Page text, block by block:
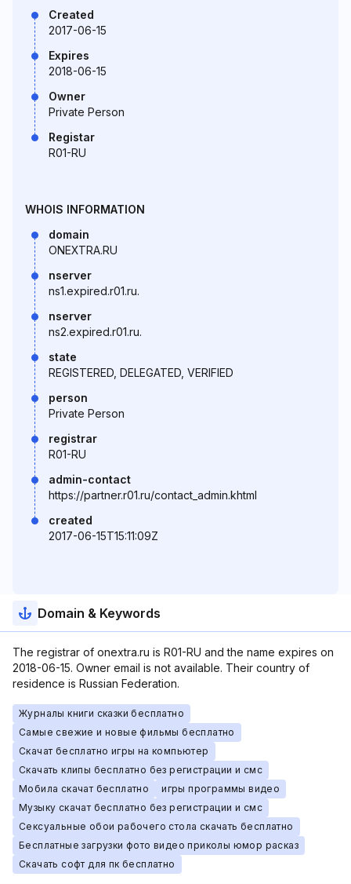
Created
2017-06-15
Expires
2018-06-15
Owner
Private Person
Registar
R01-RU
WHOIS INFORMATION
domain
ONEXTRA.RU
nserver
ns1.expired.r01.ru.
nserver
ns2.expired.r01.ru.
state
REGISTERED, DELEGATED, VERIFIED
person
Private Person
registrar
R01-RU
admin-contact
https://partner.r01.ru/contact_admin.khtml
created
2017-06-15T15:11:09Z
Domain & Keywords
The registrar of onextra.ru is R01-RU and the name expires on
2018-06-15. Owner email is not available. Their country of
residence is Russian Federation.
Журналы книги сказки бесплатно
Самые свежие и новые фильмы бесплатно
Скачат бесплатно игры на компьютер
Скачать клипы бесплатно без регистрации и смс
Мобила скачат бесплатно
игры программы видео
Музыку скачат бесплатно без регистрации и смс
Сексуальные обои рабочего стола скачать бесплатно
Бесплатные загрузки фото видео приколы юмор расказ
Скачать софт для пк бесплатно